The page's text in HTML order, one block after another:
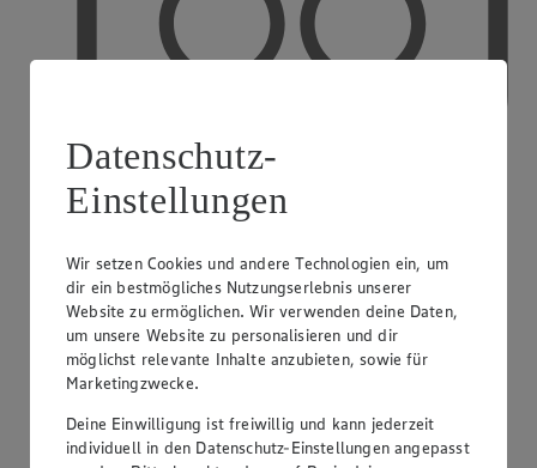
Datenschutz-
Einstellungen
Wir setzen Cookies und andere Technologien ein, um
dir ein bestmögliches Nutzungserlebnis unserer
Website zu ermöglichen. Wir verwenden deine Daten,
um unsere Website zu personalisieren und dir
möglichst relevante Inhalte anzubieten, sowie für
Marketingzwecke.
Deine Einwilligung ist freiwillig und kann jederzeit
individuell in den Datenschutz-Einstellungen angepasst